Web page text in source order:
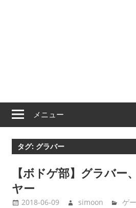
メニュー
タグ: グラバー
【ボドゲ部】グラバー
ヤー
2018-06-09 simoon ゲ